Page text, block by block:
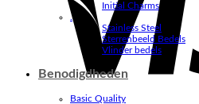
Initial Charms
.
Stainless Steel
Sterrenbeeld Bedels
Vlinder bedels
Benodigdheden
Basic Quality